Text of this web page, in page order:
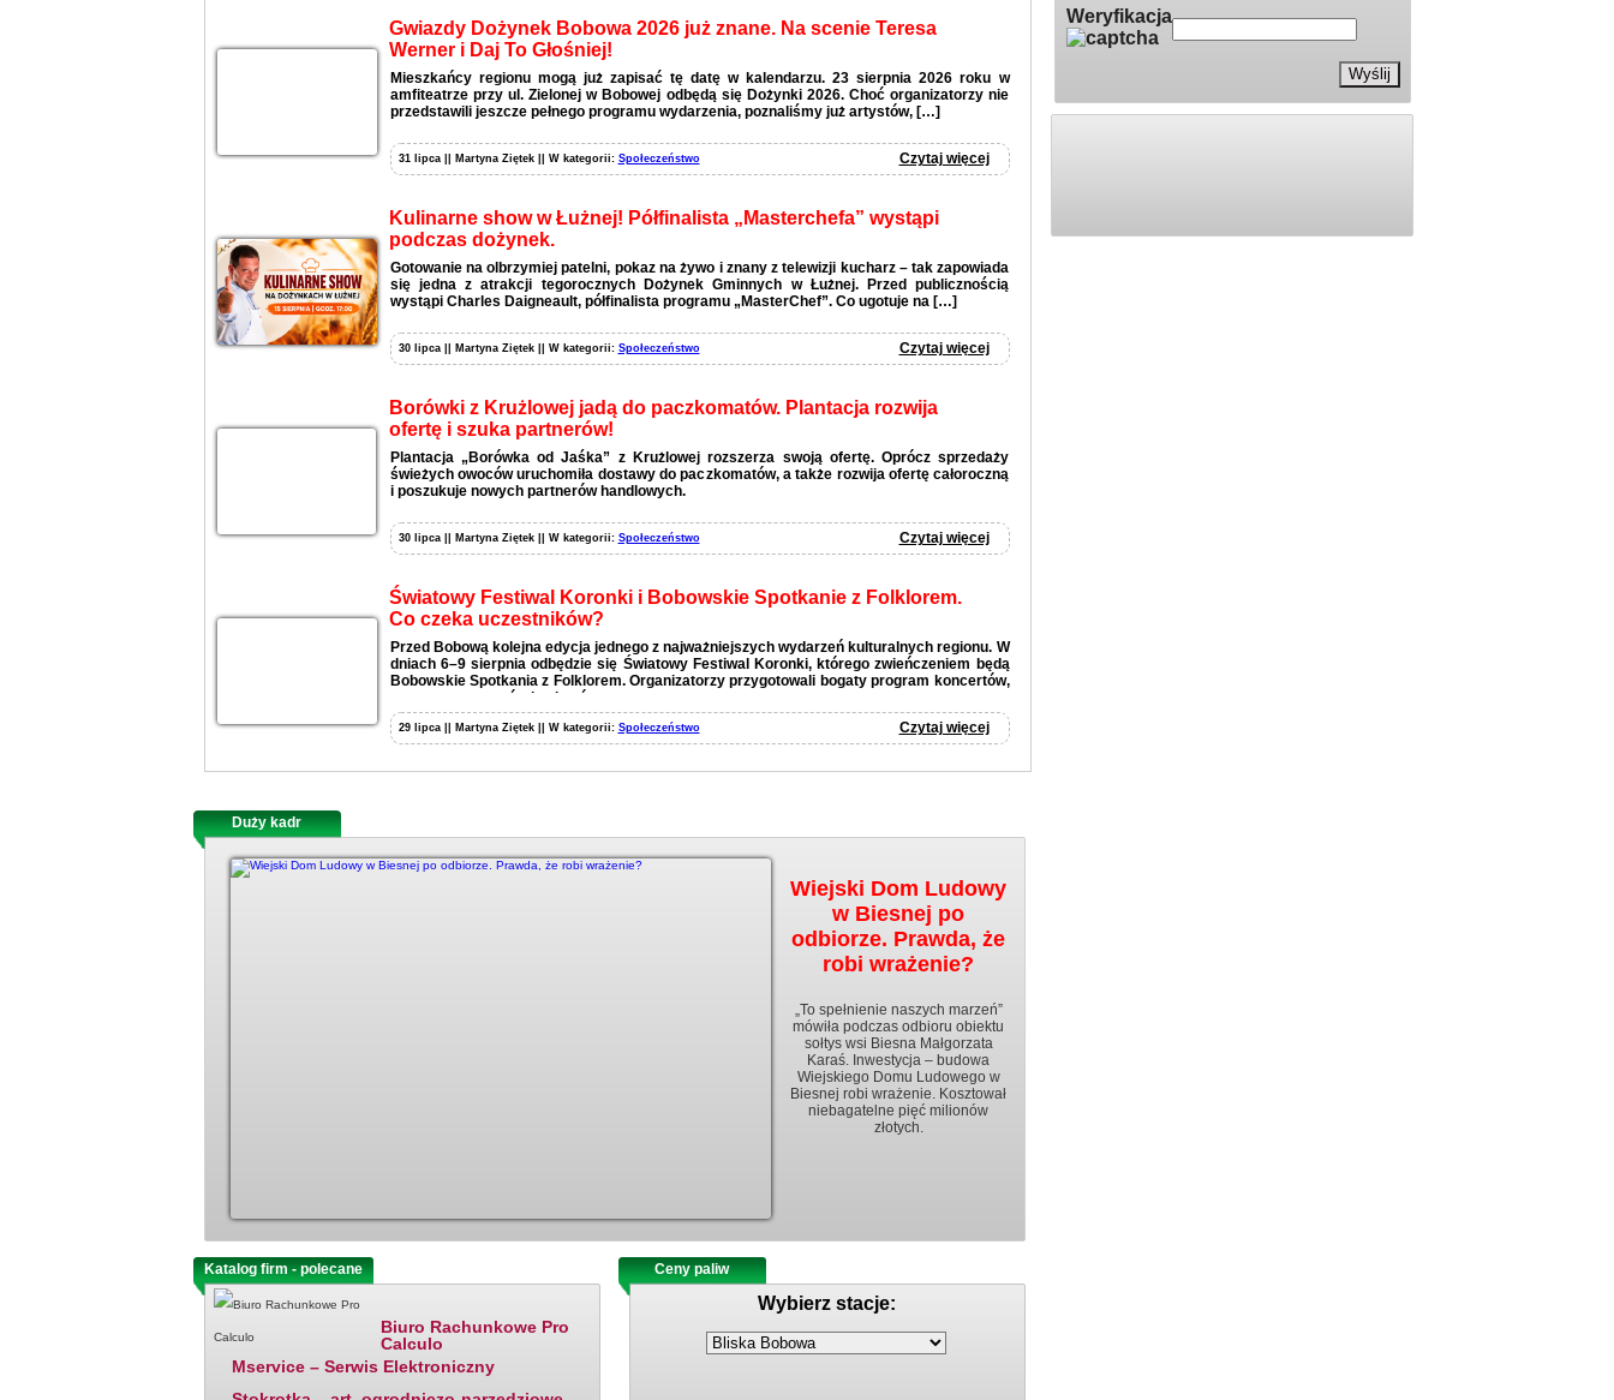
Gwiazdy Dożynek Bobowa 2026 już znane. Na scenie Teresa
Werner i Daj To Głośniej!
Mieszkańcy regionu mogą już zapisać tę datę w kalendarzu. 23 sierpnia 2026 roku w
amfiteatrze przy ul. Zielonej w Bobowej odbędą się Dożynki 2026. Choć organizatorzy nie
przedstawili jeszcze pełnego programu wydarzenia, poznaliśmy już artystów, […]
31 lipca || Martyna Ziętek || W kategorii: Społeczeństwo Czytaj więcej
Kulinarne show w Łużnej! Półfinalista „Masterchefa” wystąpi
podczas dożynek.
Gotowanie na olbrzymiej patelni, pokaz na żywo i znany z telewizji kucharz – tak zapowiada
się jedna z atrakcji tegorocznych Dożynek Gminnych w Łużnej. Przed publicznością
wystąpi Charles Daigneault, półfinalista programu „MasterChef”. Co ugotuje na […]
30 lipca || Martyna Ziętek || W kategorii: Społeczeństwo Czytaj więcej
Borówki z Krużlowej jadą do paczkomatów. Plantacja rozwija
ofertę i szuka partnerów!
Plantacja „Borówka od Jaśka” z Krużlowej rozszerza swoją ofertę. Oprócz sprzedaży
świeżych owoców uruchomiła dostawy do paczkomatów, a także rozwija ofertę całoroczną
i poszukuje nowych partnerów handlowych.
30 lipca || Martyna Ziętek || W kategorii: Społeczeństwo Czytaj więcej
Światowy Festiwal Koronki i Bobowskie Spotkanie z Folklorem.
Co czeka uczestników?
Przed Bobową kolejna edycja jednego z najważniejszych wydarzeń kulturalnych regionu. W
dniach 6–9 sierpnia odbędzie się Światowy Festiwal Koronki, którego zwieńczeniem będą
Bobowskie Spotkania z Folklorem. Organizatorzy przygotowali bogaty program koncertów,
wystaw, warsztatów i pokazów.
29 lipca || Martyna Ziętek || W kategorii: Społeczeństwo Czytaj więcej
Duży kadr
Wiejski Dom Ludowy
w Biesnej po
odbiorze. Prawda, że
robi wrażenie?
„To spełnienie naszych marzeń”
mówiła podczas odbioru obiektu
sołtys wsi Biesna Małgorzata
Karaś. Inwestycja – budowa
Wiejskiego Domu Ludowego w
Biesnej robi wrażenie. Kosztował
niebagatelne pięć milionów
złotych.
Katalog firm - polecane
Biuro Rachunkowe Pro
Calculo
Mservice – Serwis Elektroniczny
Ceny paliw
Wybierz stacje:
Weryfikacja